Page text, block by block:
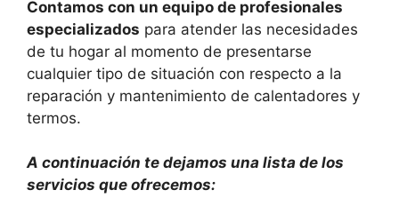
Contamos con un equipo de profesionales
especializados para atender las necesidades
de tu hogar al momento de presentarse
cualquier tipo de situación con respecto a la
reparación y mantenimiento de calentadores y
termos.
A continuación te dejamos una lista de los
servicios que ofrecemos: